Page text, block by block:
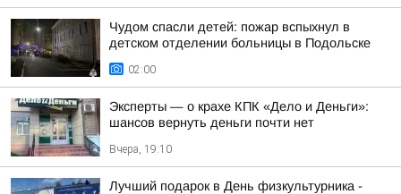
Чудом спасли детей: пожар вспыхнул в
детском отделении больницы в Подольске
02:00
Эксперты — о крахе КПК «Дело и Деньги»:
шансов вернуть деньги почти нет
Вчера, 19:10
Лучший подарок в День физкультурника -